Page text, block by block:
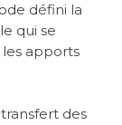
défini la
qui se
apports
des